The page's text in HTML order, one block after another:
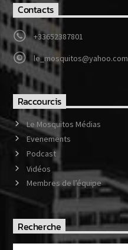
Contacts
+33652387801
le_mosquitos@yahoo.com
Raccourcis
Le Mosquitos Médias
Evenements
Podcast
Vidéos
Membres de l’équipe
Recherche